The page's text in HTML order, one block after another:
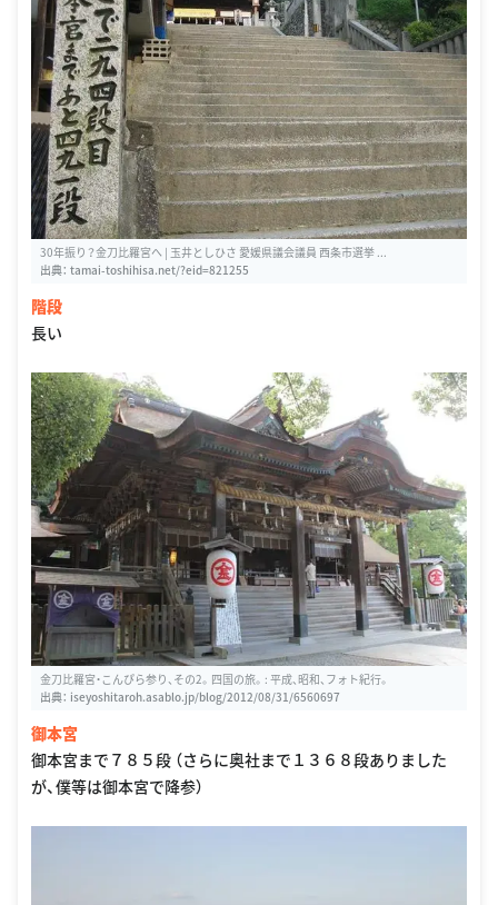
30年振り？金刀比羅宮へ | 玉井としひさ 愛媛県議会議員 西条市選挙 ...
出典： tamai-toshihisa.net/?eid=821255
階段
長い
金刀比羅宮・こんぴら参り、その2。四国の旅。: 平成、昭和、フォト紀行。
出典： iseyoshitaroh.asablo.jp/blog/2012/08/31/6560697
御本宮
御本宮まで７８５段 （さらに奥社まで１３６８段ありました
が、僕等は御本宮で降参）